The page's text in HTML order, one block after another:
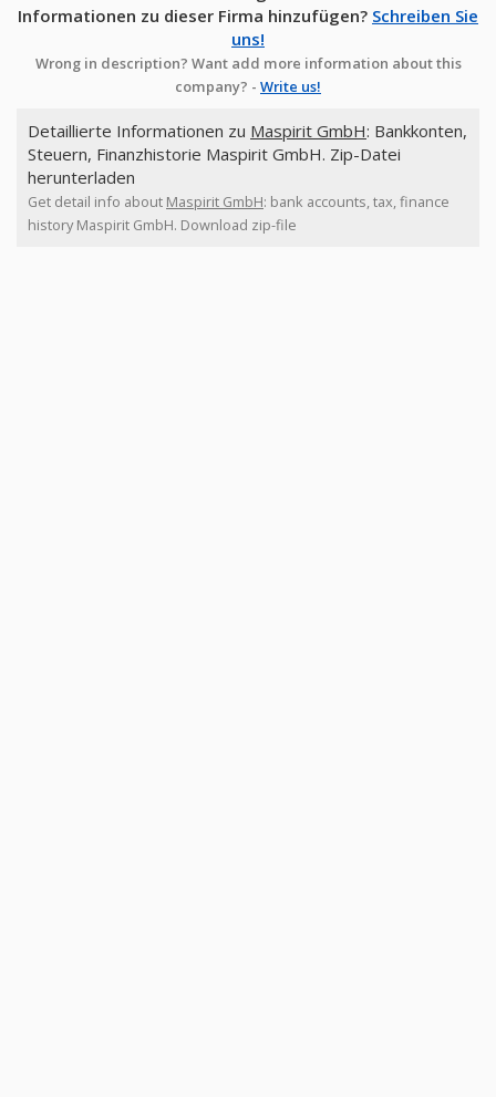
Informationen zu dieser Firma hinzufügen? Schreiben Sie
uns!
Wrong in description? Want add more information about this
company? - Write us!
Detaillierte Informationen zu Maspirit GmbH: Bankkonten,
Steuern, Finanzhistorie Maspirit GmbH. Zip-Datei
herunterladen
Get detail info about Maspirit GmbH: bank accounts, tax, finance
history Maspirit GmbH. Download zip-file